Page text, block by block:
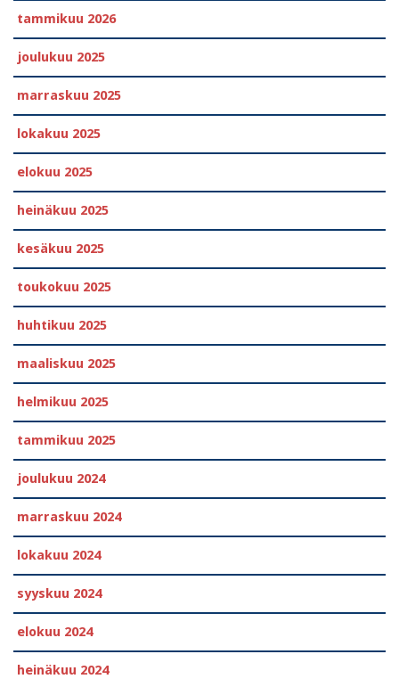
tammikuu 2026
joulukuu 2025
marraskuu 2025
lokakuu 2025
elokuu 2025
heinäkuu 2025
kesäkuu 2025
toukokuu 2025
huhtikuu 2025
maaliskuu 2025
helmikuu 2025
tammikuu 2025
joulukuu 2024
marraskuu 2024
lokakuu 2024
syyskuu 2024
elokuu 2024
heinäkuu 2024